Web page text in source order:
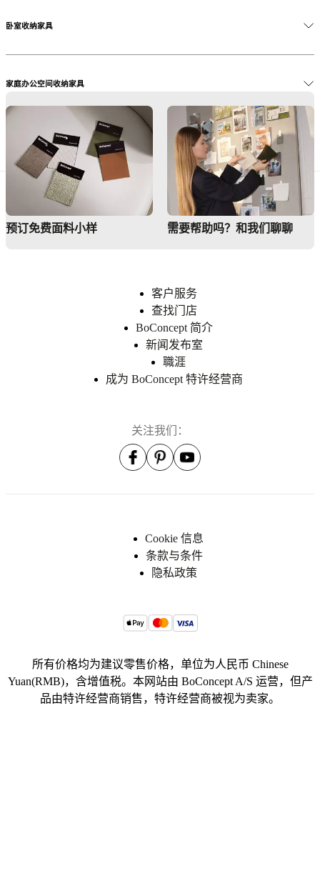
造完全定制的解决方案。多种材质、颜色、内件、柜门、抽
心——我们所有门店均配备专业的室内设计师，随时为你提
供测量、选择和设计方面的专业建议
卧室收纳家具
家庭办公空间收纳家具
玄关收纳家具
预订免费面料小样 需要帮助吗？和我们聊聊
客户服务
查找门店
BoConcept 简介
新闻发布室
職涯
成为 BoConcept 特许经营商
关注我们：
Cookie 信息
条款与条件
隐私政策
所有价格均为建议零售价格，单位为人民币 Chinese
Yuan(RMB)，含增值税。本网站由 BoConcept A/S 运营，但产
品由特许经营商销售，特许经营商被视为卖家。